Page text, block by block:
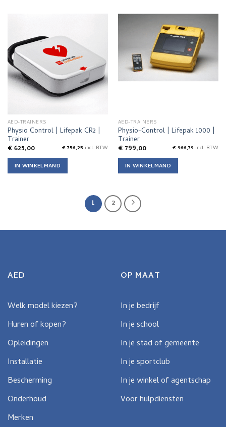
AED-TRAINERS
Physio Control | Lifepak CR2 |
Trainer
€625,00 €756,25 incl. BTW
IN WINKELMAND
AED-TRAINERS
Physio-Control | Lifepak 1000 |
Trainer
€799,00 €966,79 incl. BTW
IN WINKELMAND
1 2
AED
Welk model kiezen?
Huren of kopen?
Opleidingen
Installatie
Bescherming
Onderhoud
Merken
OP MAAT
In je bedrijf
In je school
In je stad of gemeente
In je sportclub
In je winkel of agentschap
Voor hulpdiensten